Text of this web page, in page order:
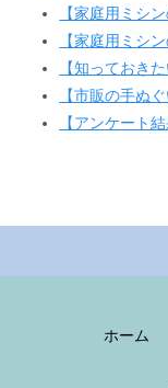
【家庭用ミシン
【家庭用ミシン
【知っておきた
【市販の手ぬぐ
【アンケート結
ホーム